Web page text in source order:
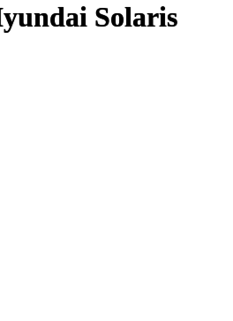
Solaris